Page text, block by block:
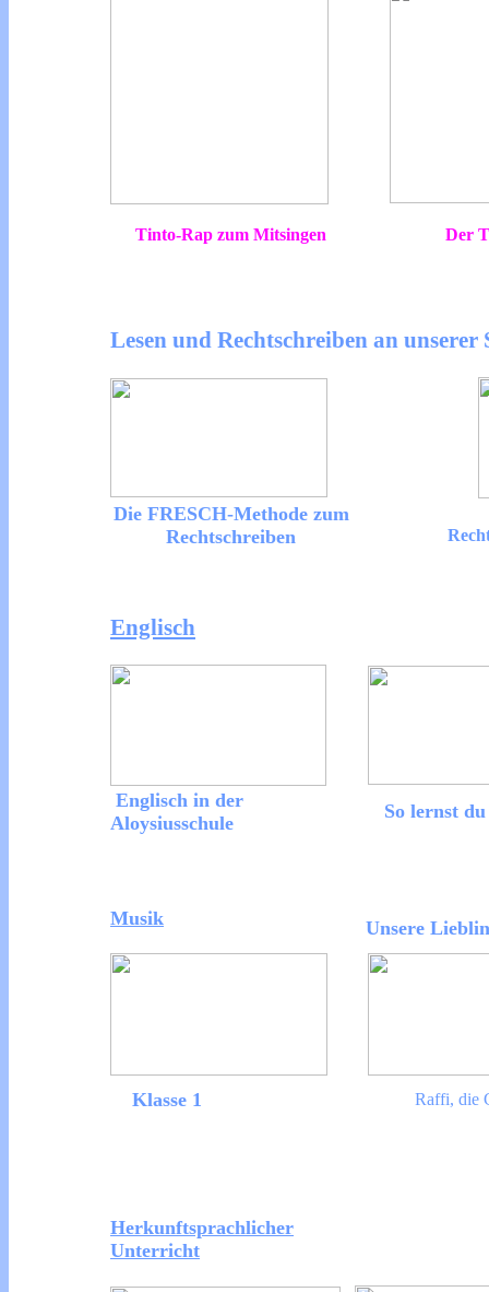
Tinto-Rap zum Mitsingen Der
Lesen und Rechtschreiben an unserer
Die FRESCH-Methode zum
Rechtschreiben
Englisch
Englisch in der
Aloysiusschule
So lernst
Musik Unsere
Klasse 1 Raffi, die
Herkunftsprachlicher
Unterricht